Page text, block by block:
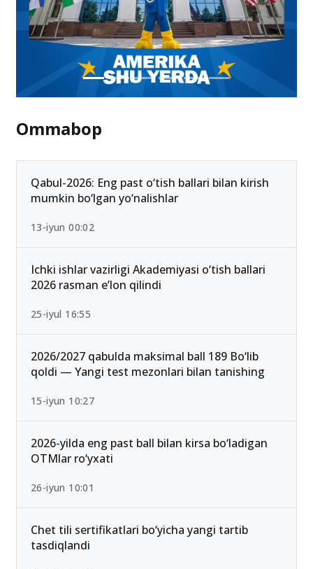
Ommabop
Qabul-2026: Eng past o‘tish ballari bilan kirish
mumkin bo‘lgan yo‘nalishlar
13-iyun 00:02
Ichki ishlar vazirligi Akademiyasi o‘tish ballari
2026 rasman e’lon qilindi
25-iyul 16:55
2026/2027 qabulda maksimal ball 189 Bo‘lib
qoldi — Yangi test mezonlari bilan tanishing
15-iyun 10:27
2026-yilda eng past ball bilan kirsa bo‘ladigan
OTMlar ro‘yxati
26-iyun 10:01